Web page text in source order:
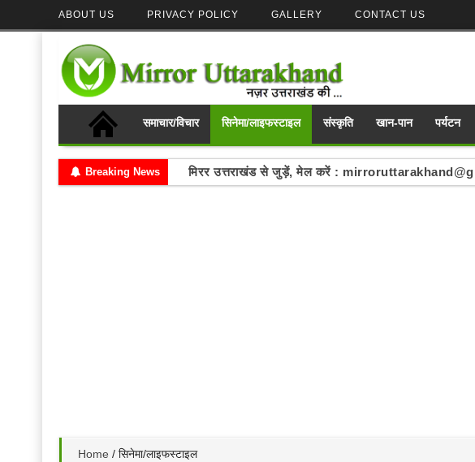
ABOUT US PRIVACY POLICY GALLERY CONTACT US
समाचार/विचार सिनेमा/लाइफस्टाइल संस्कृति खान-पान पर्यटन
Breaking News
मिरर उत्तराखंड से जुड़ें, मेल करें :
Write your thoughts and send
Home / सिनेमा/लाइफस्टाइल